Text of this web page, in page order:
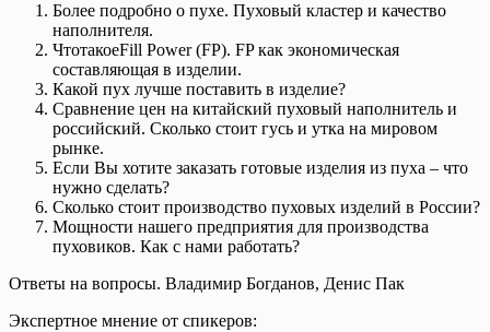
Более подробно о пухе. Пуховый кластер и качество
наполнителя.
ЧтотакоеFill Power (FP). FP как экономическая
составляющая в изделии.
Какой пух лучше поставить в изделие?
Сравнение цен на китайский пуховый наполнитель и
российский. Сколько стоит гусь и утка на мировом
рынке.
Если Вы хотите заказать готовые изделия из пуха – что
нужно сделать?
Сколько стоит производство пуховых изделий в России?
Мощности нашего предприятия для производства
пуховиков. Как с нами работать?
Ответы на вопросы. Владимир Богданов, Денис Пак
Экспертное мнение от спикеров: